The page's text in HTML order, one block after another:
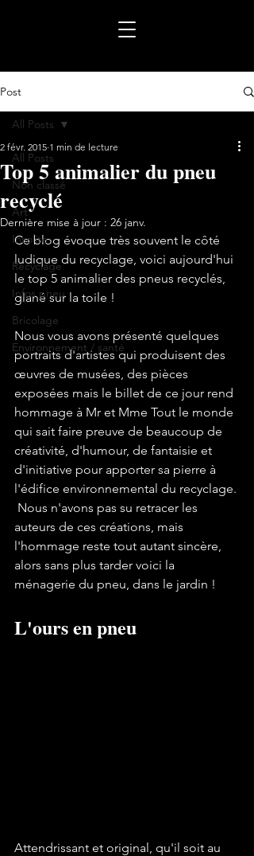
Post
All Posts
Non classé
Art
Insolite
Recyclage
Infos pneu
Bricolage
Environnement / santé
All Posts
Top 5 animalier du pneu
recyclé
2 févr. 2015 1 min de lecture
Dernière mise à jour : 26 janv.
Ce blog évoque très souvent le côté
ludique du recyclage, voici aujourd'hui
le top 5 animalier des pneus recyclés,
glané sur la toile !
Nous vous avons présenté quelques
portraits d'artistes qui produisent des
œuvres de musées, des pièces
exposées mais le billet de ce jour rend
hommage à Mr et Mme Tout le monde
qui sait faire preuve de beaucoup de
créativité, d'humour, de fantaisie et
d'initiative pour apporter sa pierre à
l'édifice environnemental du recyclage.
Nous n'avons pas su retracer les
auteurs de ces créations, mais
l'hommage reste tout autant sincère,
alors sans plus tarder voici la
ménagerie du pneu, dans le jardin !
L'ours en pneu
Attendrissant et original, qu'il soit au